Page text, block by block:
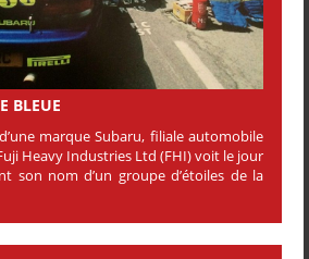
BLEUE
marque Subaru, filiale automobile
Heavy Industries Ltd (FHI) voit le jour
son nom d’un groupe d’étoiles de la